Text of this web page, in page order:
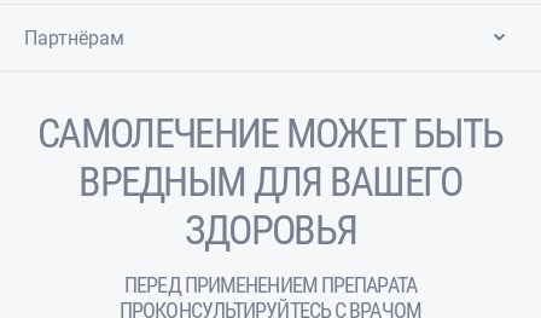
Партнёрам
САМОЛЕЧЕНИЕ МОЖЕТ БЫТЬ
ВРЕДНЫМ ДЛЯ ВАШЕГО
ЗДОРОВЬЯ
ПЕРЕД ПРИМЕНЕНИЕМ ПРЕПАРАТА
ПРОКОНСУЛЬТИРУЙТЕСЬ С ВРАЧОМ